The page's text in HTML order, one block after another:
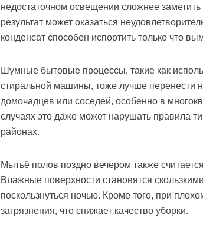
недостаточном освещении сложнее заметить
результат может оказаться
конденсат способен испортить только что
Шумные бытовые процессы, такие как
стиральной машины, тоже лучше перенести
домочадцев или соседей, особенно в
случаях это даже может нарушать правила
районах.
Мытьё полов поздно вечером также
Влажные поверхности становятся
поскользнуться ночью. Кроме того, при
загрязнения, что снижает качество уборки.